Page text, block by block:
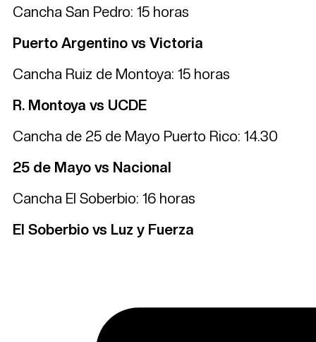
Cancha San Pedro: 15 horas
Puerto Argentino vs Victoria
Cancha Ruiz de Montoya: 15 horas
R. Montoya vs UCDE
Cancha de 25 de Mayo Puerto Rico: 14.30
25 de Mayo vs Nacional
Cancha El Soberbio: 16 horas
El Soberbio vs Luz y Fuerza